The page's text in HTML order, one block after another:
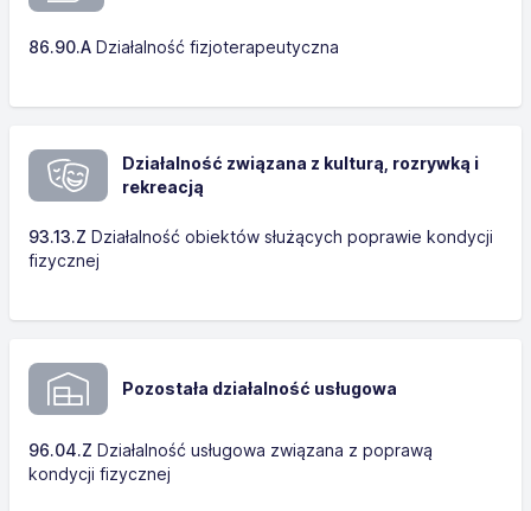
86.90.A Działalność fizjoterapeutyczna
Działalność związana z kulturą, rozrywką i
rekreacją
93.13.Z Działalność obiektów służących poprawie kondycji
fizycznej
Pozostała działalność usługowa
96.04.Z Działalność usługowa związana z poprawą
kondycji fizycznej